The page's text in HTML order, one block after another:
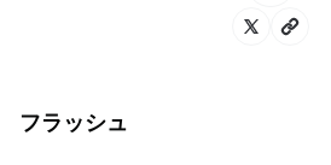
フラッシュ